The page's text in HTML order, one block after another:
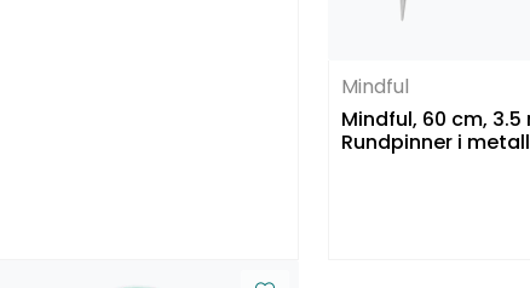
Mindful
Mindful, 60 cm, 3.5 mm -
Rundpinner i metall